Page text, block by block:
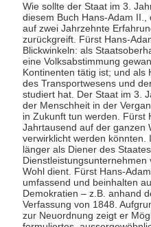
Wie sollte der Staat im 3.
diesem Buch Hans-Adam
auf zwei Jahrzehnte
zurückgreift. Fürst Hans-
Blickwinkeln: als
eine Volksabstimmung
Kontinenten tätig ist; und als
des Transportwesens und
studiert hat. Der Staat im 3.
der Menschheit in der
in Zukunft tun werden. Fürst
Jahrtausend auf der ganzen
verwirklicht werden könnten.
länger als Diener des
Wohl dient. Fürst Hans-
umfassend und beinhalten
Demokratien – z.B. anhand
Verfassung von 1848.
zur Neuordnung zeigt er